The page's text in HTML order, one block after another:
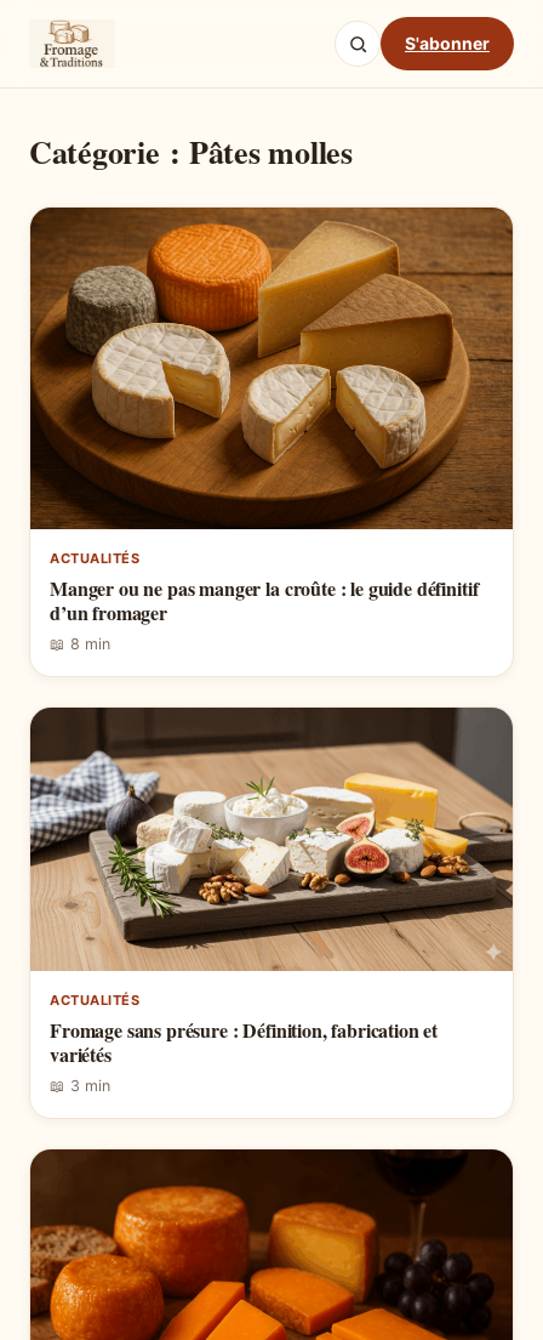
S'abonner
Catégorie : Pâtes molles
ACTUALITÉS
Manger ou ne pas manger la croûte : le guide définitif
d’un fromager
📖 8 min
ACTUALITÉS
Fromage sans présure : Définition, fabrication et
variétés
📖 3 min